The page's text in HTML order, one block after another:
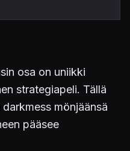
osa on uniikki
strategiapeli. Tällä
mönjäänsä
pääsee